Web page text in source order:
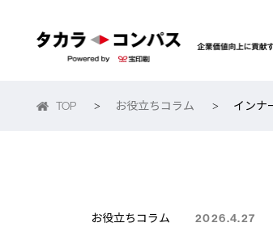
TOP > お役立ちコラム > インナ
お役立ちコラム 2026.4.27